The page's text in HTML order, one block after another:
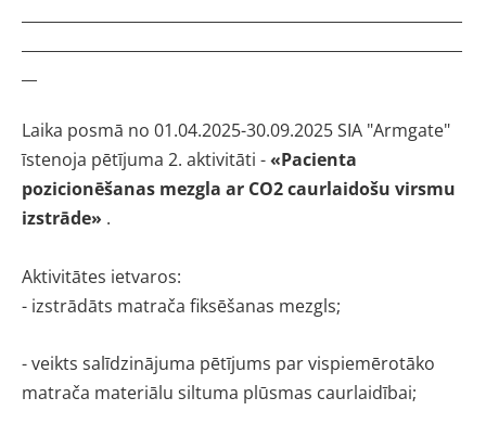
Laika posmā no 01.04.2025-30.09.2025 SIA "Armgate"
īstenoja pētījuma 2. aktivitāti -«Pacienta
pozicionēšanas mezgla ar CO2 caurlaidošu virsmu
izstrāde» .
Aktivitātes ietvaros:
- izstrādāts matrača fiksēšanas mezgls;
- veikts salīdzinājuma pētījums par vispiemērotāko
matrača materiālu siltuma plūsmas caurlaidībai;